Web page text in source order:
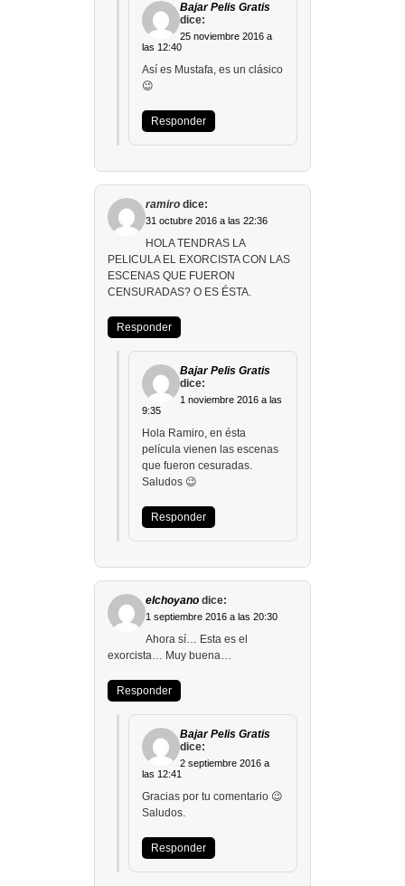
Bajar Pelis Gratis
dice:
25 noviembre 2016 a
las 12:40
Así es Mustafa, es un clásico
😉
Responder
ramiro dice:
31 octubre 2016 a las 22:36
HOLA TENDRAS LA
PELICULA EL EXORCISTA CON LAS
ESCENAS QUE FUERON
CENSURADAS? O ES ÉSTA.
Responder
Bajar Pelis Gratis
dice:
1 noviembre 2016 a las
9:35
Hola Ramiro, en ésta
película vienen las escenas
que fueron cesuradas.
Saludos 😉
Responder
elchoyano dice:
1 septiembre 2016 a las 20:30
Ahora sí… Esta es el
exorcista… Muy buena…
Responder
Bajar Pelis Gratis
dice:
2 septiembre 2016 a
las 12:41
Gracias por tu comentario 😉
Saludos.
Responder